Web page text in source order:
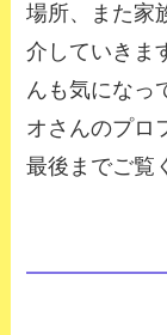
場所、また家
介していきま
んも気になっ
オさんのプロ
最後までご覧